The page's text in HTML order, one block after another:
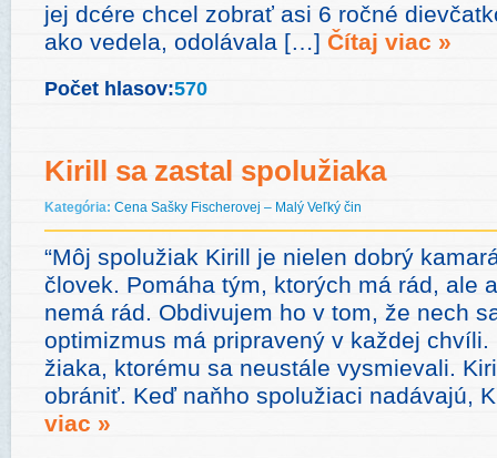
jej dcére chcel zobrať asi 6 ročné
ako vedela, odolávala […] Čítaj viac »
Počet hlasov:570
Kirill sa zastal spolužiaka
Kategória: Cena Sašky Fischerovej – Malý Veľký čin
“Môj spolužiak Kirill je nielen dobrý
človek. Pomáha tým, ktorých má rád, ale
nemá rád. Obdivujem ho v tom, že nech
optimizmus má pripravený v každej chvíli.
žiaka, ktorému sa neustále vysmievali.
obrániť. Keď naňho spolužiaci nadávajú,
viac »